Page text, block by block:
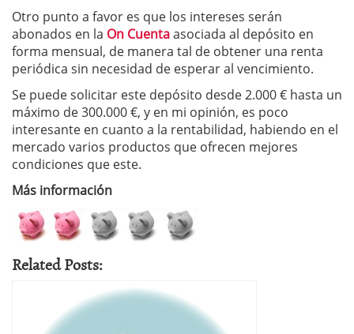
Otro punto a favor es que los intereses serán
abonados en la On Cuentaasociada al depósito en
forma mensual, de manera tal de obtener una renta
periódica sin necesidad de esperar al vencimiento.
Se puede solicitar este depósito desde 2.000 € hasta un
máximo de 300.000 €, y en mi opinión, es poco
interesante en cuanto a la rentabilidad, habiendo en el
mercado varios productos que ofrecen mejores
condiciones que este.
Más información
Related Posts: